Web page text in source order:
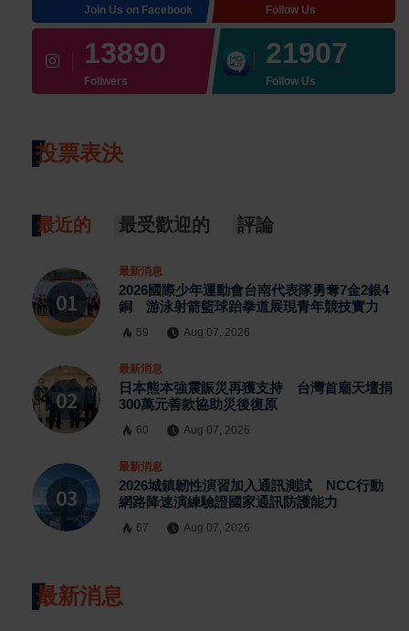
Join Us on Facebook Follow Us
13890
Follwers
21907
Follow Us
投票表決
最近的 最受歡迎的 評論
最新消息
2026國際少年運動會台南代表隊勇奪7金2銀4
銅 游泳射箭籃球跆拳道展現青年競技實力
59 Aug 07, 2026
最新消息
日本熊本強震賑災再獲支持 台灣首廟天壇捐
300萬元善款協助災後復原
60 Aug 07, 2026
最新消息
2026城鎮韌性演習加入通訊測試 NCC行動
網路降速演練驗證國家通訊防護能力
67 Aug 07, 2026
最新消息